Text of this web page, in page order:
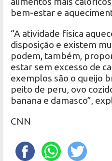
bem-estar e
“A atividade física
disposição e existem
podem, também,
estar sem excesso de
exemplos são o queijo
peito de peru, ovo
banana e damasco”,
CNN